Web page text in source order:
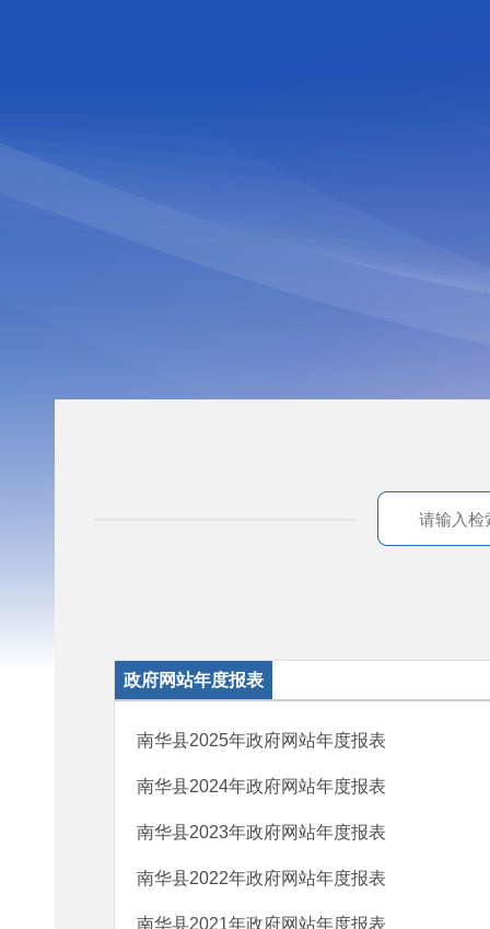
政府网站年度报表
南华县2025年政府网站年度报表
南华县2024年政府网站年度报表
南华县2023年政府网站年度报表
南华县2022年政府网站年度报表
南华县2021年政府网站年度报表